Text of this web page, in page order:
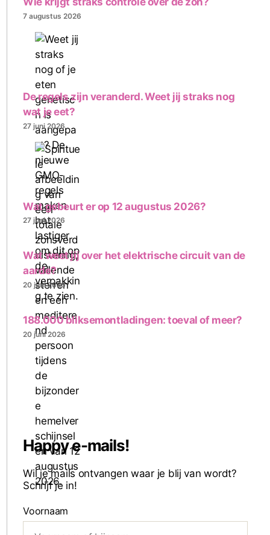
7 augustus 2026
De regels zijn veranderd. Weet jij straks nog
wat je eet?
27 juni 2026
Wat gebeurt er op 12 augustus 2026?
27 juni 2026
Wat weet jij over het elektrische circuit van de
aarde?
20 juni 2026
188.000 bliksemontladingen: toeval of meer?
20 juni 2026
Happy e-mails!
Wil je mails ontvangen waar je blij van wordt?
Schrijf je in!
Voornaam